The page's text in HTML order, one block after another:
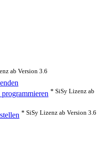
ab Version 3.6
* SiSy Lizenz ab
* SiSy Lizenz ab Version 3.6